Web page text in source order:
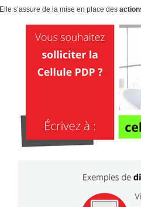
Elle s’assure de la mise en place des